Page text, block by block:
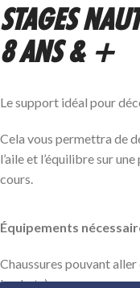
STAGES
8 ANS & +
Le support idéal pour
Cela vous permettra de
l’aile et l’équilibre sur
cours.
Équipements
Chaussures pouvant aller
baskets)